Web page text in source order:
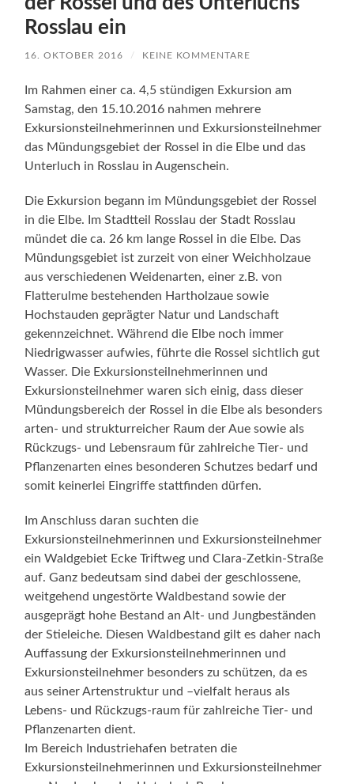
Rosslau ein
16. OKTOBER 2016 / KEINE KOMMENTARE
Im Rahmen einer ca. 4,5 stündigen Exkursion am
Samstag, den 15.10.2016 nahmen mehrere
Exkursionsteilnehmerinnen und Exkursionsteilnehmer
das Mündungsgebiet der Rossel in die Elbe und das
Unterluch in Rosslau in Augenschein.
Die Exkursion begann im Mündungsgebiet der Rossel
in die Elbe. Im Stadtteil Rosslau der Stadt Rosslau
mündet die ca. 26 km lange Rossel in die Elbe. Das
Mündungsgebiet ist zurzeit von einer Weichholzaue
aus verschiedenen Weidenarten, einer z.B. von
Flatterulme bestehenden Hartholzaue sowie
Hochstauden geprägter Natur und Landschaft
gekennzeichnet. Während die Elbe noch immer
Niedrigwasser aufwies, führte die Rossel sichtlich gut
Wasser. Die Exkursionsteilnehmerinnen und
Exkursionsteilnehmer waren sich einig, dass dieser
Mündungsbereich der Rossel in die Elbe als besonders
arten- und strukturreicher Raum der Aue sowie als
Rückzugs- und Lebensraum für zahlreiche Tier- und
Pflanzenarten eines besonderen Schutzes bedarf und
somit keinerlei Eingriffe stattfinden dürfen.
Im Anschluss daran suchten die
Exkursionsteilnehmerinnen und Exkursionsteilnehmer
ein Waldgebiet Ecke Triftweg und Clara-Zetkin-Straße
auf. Ganz bedeutsam sind dabei der geschlossene,
weitgehend ungestörte Waldbestand sowie der
ausgeprägt hohe Bestand an Alt- und Jungbeständen
der Stieleiche. Diesen Waldbestand gilt es daher nach
Auffassung der Exkursionsteilnehmerinnen und
Exkursionsteilnehmer besonders zu schützen, da es
aus seiner Artenstruktur und –vielfalt heraus als
Lebens- und Rückzugs-raum für zahlreiche Tier- und
Pflanzenarten dient.
Im Bereich Industriehafen betraten die
Exkursionsteilnehmerinnen und Exkursionsteilnehmer